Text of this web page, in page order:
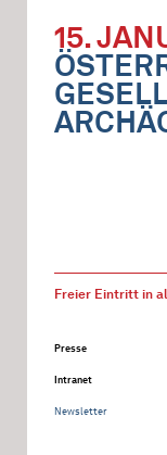
15.
Freier Eintritt in
Presse
Intranet
Newsletter